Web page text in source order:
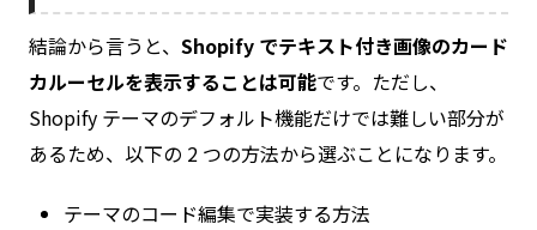
結論から言うと、 Shopify でテキスト付き画像のカード
カルーセルを表示することは可能です。ただし、
Shopify テーマのデフォルト機能だけでは難しい部分が
あるため、以下の 2 つの方法から選ぶことになります。
テーマのコード編集で実装する方法